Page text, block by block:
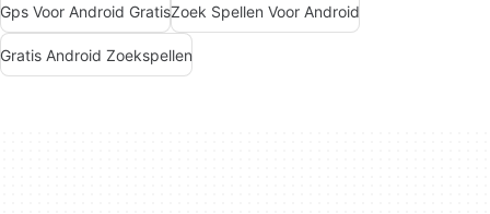
Gps Voor Android GratisZoek Spellen Voor Android
Gratis Android Zoekspellen